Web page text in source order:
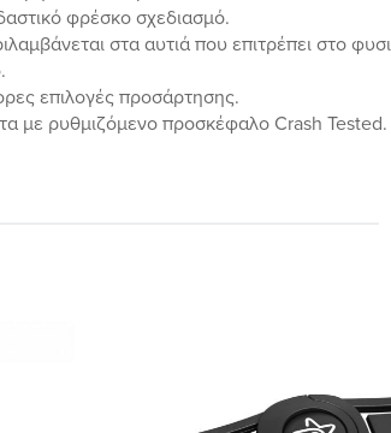
φρέσκο ​​σχεδιασμό.
στα αυτιά που επιτρέπει στο
επιλογές προσάρτησης.
με ρυθμιζόμενο προσκέφαλο Crash Tested.